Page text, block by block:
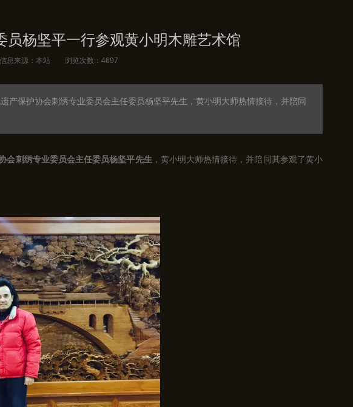
杨坚平一行参观黄小明木雕艺术馆
息来源：本站 浏览次数：4697
保护协会刺绣专业委员会主任委员杨坚平先生，黄小明大师热情接待，并陪同
会刺绣专业委员会主任委员杨坚平先生 ，黄小明大师热情接待，并陪同其参观了黄小